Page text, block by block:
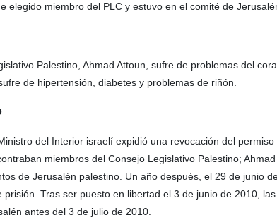
elegido miembro del PLC y estuvo en el comité de
Palestino, Ahmad Attoun, sufre de problemas del
de hipertensión, diabetes y problemas de riñón.
del Interior israelí expidió una revocación del
miembros del Consejo Legislativo Palestino;
de Jerusalén palestino. Un año después, el 29 de junio
Tras ser puesto en libertad el 3 de junio de 2010,
antes del 3 de julio de 2010.